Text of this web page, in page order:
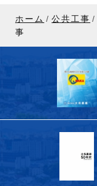
ホーム 公共工事
事